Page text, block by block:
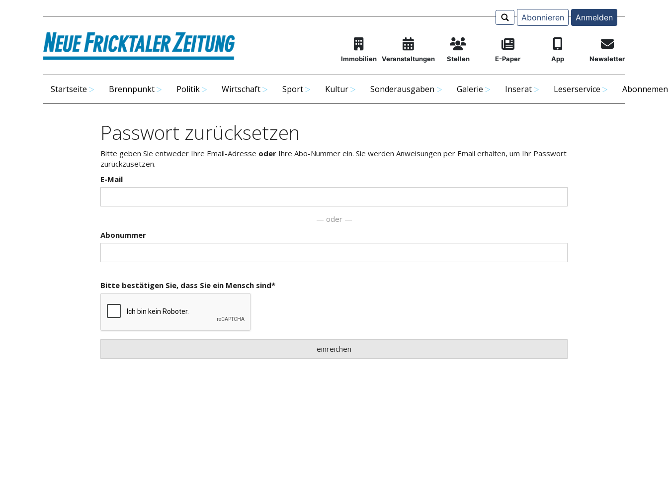
Abonnieren Anmelden
Immobilien Veranstaltungen Stellen E-Paper App Newsletter
Startseite Brennpunkt Politik Wirtschaft Sport Kultur Sonderausgaben Galerie Inserat Leserservice